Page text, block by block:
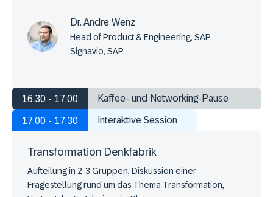
Dr. Andre Wenz
Head of Product & Engineering, SAP
Signavio, SAP
16.30 - 17.00 Kaffee- und Networking-Pause
17.00 - 17.30 Interaktive Session
Transformation Denkfabrik
Aufteilung in 2-3 Gruppen, Diskussion einer
Fragestellung rund um das Thema Transformation,